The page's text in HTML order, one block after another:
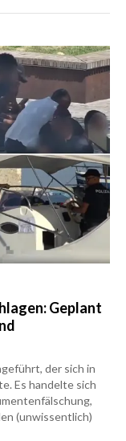
Geplant
der sich in
Es handelte sich
(unwissentlich)